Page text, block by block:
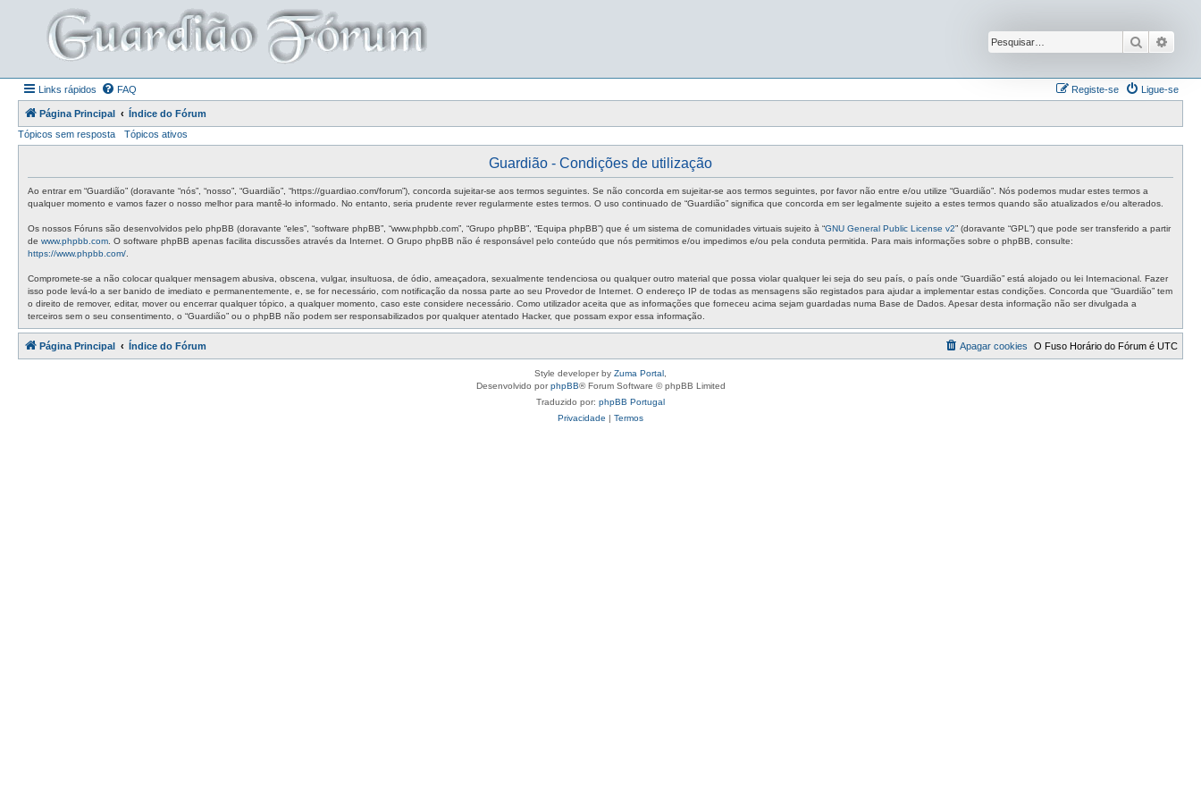
Pesquisar
Links rápidos FAQ Ligue-se
Registe-se
Página Principal
Índice do Fórum
Tópicos sem resposta
Tópicos ativos
Guardião - Condições de utilização
Ao entrar em “Guardião” (doravante “nós”, “nosso”, “Guardião”, “https://guardiao.com/forum”), concorda sujeitar-se aos termos seguintes. Se não concorda em sujeitar-se aos termos seguintes, por favor não entre e/ou utilize “Guardião”. Nós podemos mudar estes termos a
qualquer momento e vamos fazer o nosso melhor para mantê-lo informado. No entanto, seria prudente rever regularmente estes termos. O uso continuado de “Guardião” significa que concorda em ser legalmente sujeito a estes termos quando são atualizados e/ou alterados.
Os nossos Fóruns são desenvolvidos pelo phpBB (doravante “eles”, “software phpBB”, “www.phpbb.com”, “Grupo phpBB”, “Equipa phpBB”) que é um sistema de comunidades virtuais sujeito à “GNU General Public License v2” (doravante “GPL”) que pode ser transferido a partir
de www.phpbb.com . O software phpBB apenas facilita discussões através da Internet. O Grupo phpBB não é responsável pelo conteúdo que nós permitimos e/ou impedimos e/ou pela conduta permitida. Para mais informações sobre o phpBB, consulte:
https://www.phpbb.com/
Compromete-se a não colocar qualquer mensagem abusiva, obscena, vulgar, insultuosa, de ódio, ameaçadora, sexualmente tendenciosa ou qualquer outro material que possa violar qualquer lei seja do seu país, o país onde “Guardião” está alojado ou lei Internacional. Fazer
isso pode levá-lo a ser banido de imediato e permanentemente, e, se for necessário, com notificação da nossa parte ao seu Provedor de Internet. O endereço IP de todas as mensagens são registados para ajudar a implementar estas condições. Concorda que “Guardião” tem
o direito de remover, editar, mover ou encerrar qualquer tópico, a qualquer momento, caso este considere necessário. Como utilizador aceita que as informações que forneceu acima sejam guardadas numa Base de Dados. Apesar desta informação não ser divulgada a
terceiros sem o seu consentimento, o “Guardião” ou o phpBB não podem ser responsabilizados por qualquer atentado Hacker, que possam expor essa informação.
Página Principal Índice do Fórum O Fuso Horário do Fórum é UTC
Apagar cookies
Style developer by Zuma Portal
Desenvolvido porphpBB® Forum Software © phpBB Limited
Traduzido por: phpBB Portugal
Privacidade | Termos